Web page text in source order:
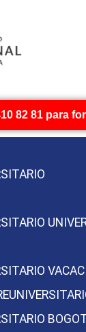
82 81 para